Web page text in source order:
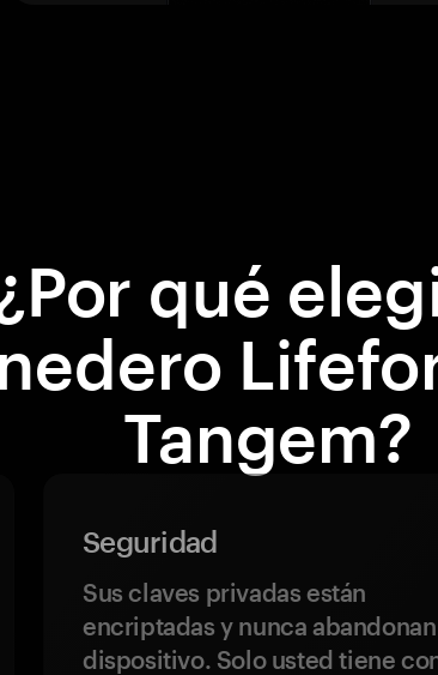
qué
Tangem?
Seguridad
Sus claves privadas están
encriptadas y nunca
dispositivo. Solo usted tiene